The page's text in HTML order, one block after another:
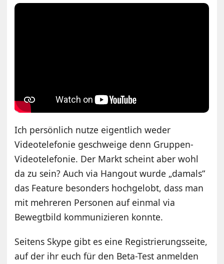
Ich persönlich nutze eigentlich weder
Videotelefonie geschweige denn Gruppen-
Videotelefonie. Der Markt scheint aber wohl
da zu sein? Auch via Hangout wurde „damals“
das Feature besonders hochgelobt, dass man
mit mehreren Personen auf einmal via
Bewegtbild kommunizieren konnte.
Seitens Skype gibt es eine Registrierungsseite,
auf der ihr euch für den Beta-Test anmelden